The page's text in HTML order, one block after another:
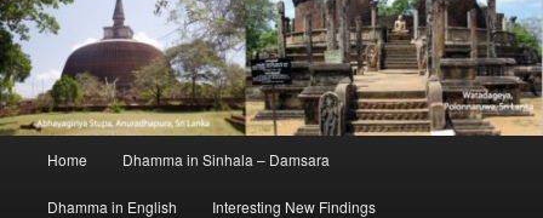
Home Dhamma in Sinhala – Damsara
Dhamma in English Interesting New Findings